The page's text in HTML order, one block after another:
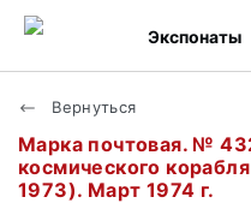
Экспонаты
Вернуться
Марка почтовая. №
космического
1973). Март 1974 г.